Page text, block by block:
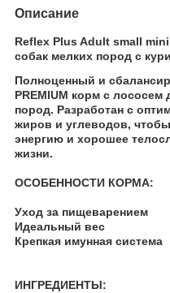
Описание
Reflex Plus Adult small
собак мелких пород с
Полноценный и
PREMIUM корм с
пород. Разработан с
жиров и углеводов,
энергию и хорошее
жизни.
ОСОБЕННОСТИ КОРМА:
Уход за пищеварением
Идеальный вес
Крепкая имунная система
ИНГРЕДИЕНТЫ: